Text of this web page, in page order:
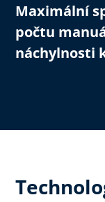
Maximální
počtu
náchylnosti